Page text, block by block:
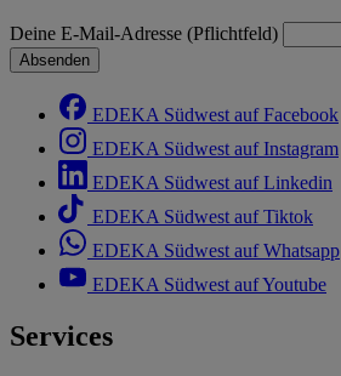
Deine E-Mail-Adresse (Pflichtfeld)
Absenden
EDEKA Südwest auf Facebook
EDEKA Südwest auf Instagram
EDEKA Südwest auf Linkedin
EDEKA Südwest auf Tiktok
EDEKA Südwest auf Whatsapp
EDEKA Südwest auf Youtube
Services